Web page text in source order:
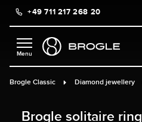
content+49 711 217 268 20
Brogle Classic Diamond jewellery
Brogle solitaire